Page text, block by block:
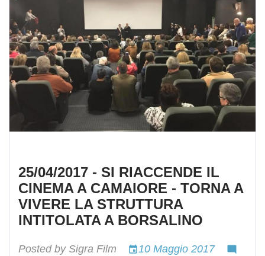
25/04/2017 - SI RIACCENDE IL
CINEMA A CAMAIORE - TORNA A
VIVERE LA STRUTTURA
INTITOLATA A BORSALINO
Posted by Sigra Film event10 Maggio 2017 mode_comment